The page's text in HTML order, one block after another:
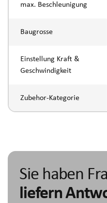
max. Beschleunigung
Baugrosse
Einstellung Kraft &
Geschwindigkeit
Zubehor-Kategorie
Sie haben
liefern